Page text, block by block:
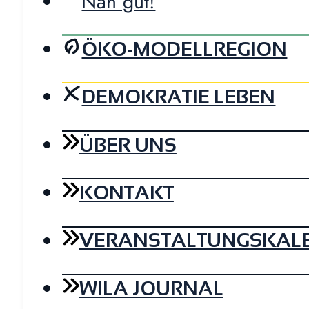
ÖKO-MODELLREGION
DEMOKRATIE LEBEN
ÜBER UNS
KONTAKT
WILA JOURNAL